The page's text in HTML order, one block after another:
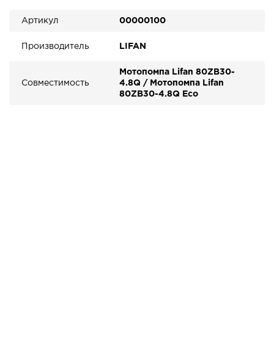
Артикул 00000100
Производитель LIFAN
Совместимость
Мотопомпа Lifan 80ZB30-
4.8Q / Мотопомпа Lifan
80ZB30-4.8Q Eco